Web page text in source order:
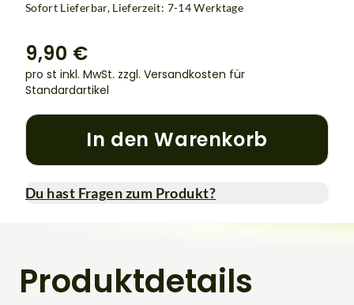
Sofort Lieferbar, Lieferzeit: 7-14 Werktage
9,90 €
pro st inkl. MwSt. zzgl. Versandkosten für
Standardartikel
In den Warenkorb
Du hast Fragen zum Produkt?
Produktdetails